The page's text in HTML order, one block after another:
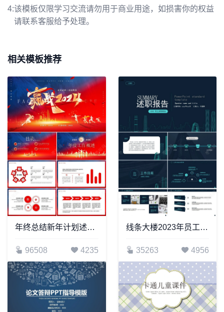
4:该模板仅限学习交流请勿用于商业用途，如损害你的权益
请联系客服给予处理。
相关模板推荐
年终总结新年计划述职报告通用PPT模板(15)
96508 4235
线条大楼2023年员工述职报告PPT模板
35263 4956